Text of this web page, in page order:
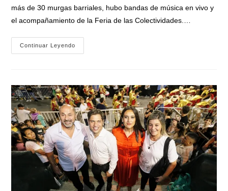
más de 30 murgas barriales, hubo bandas de música en vivo y
el acompañamiento de la Feria de las Colectividades.…
Continuar Leyendo
Zabaleta
De
Hurlingham,
Por
Los
Que
Pasaron
Más
De
50
Mil
Vecinos